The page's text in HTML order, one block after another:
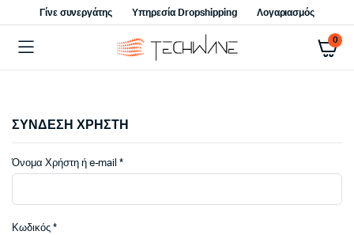
Γίνε συνεργάτης Υπηρεσία Dropshipping Λογαριασμός
0
ΣΥΝΔΕΣΗ ΧΡΗΣΤΗ
Όνομα Χρήστη ή e-mail*Απαιτείται
Κωδικός *Απαιτείται